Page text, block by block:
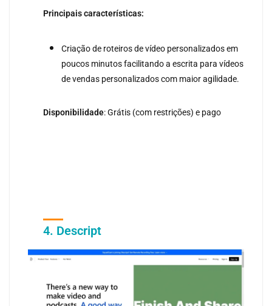
Principais características:
Criação de roteiros de vídeo personalizados em
poucos minutos facilitando a escrita para vídeos
de vendas personalizados com maior agilidade.
Disponibilidade: Grátis (com restrições) e pago
4. Descript